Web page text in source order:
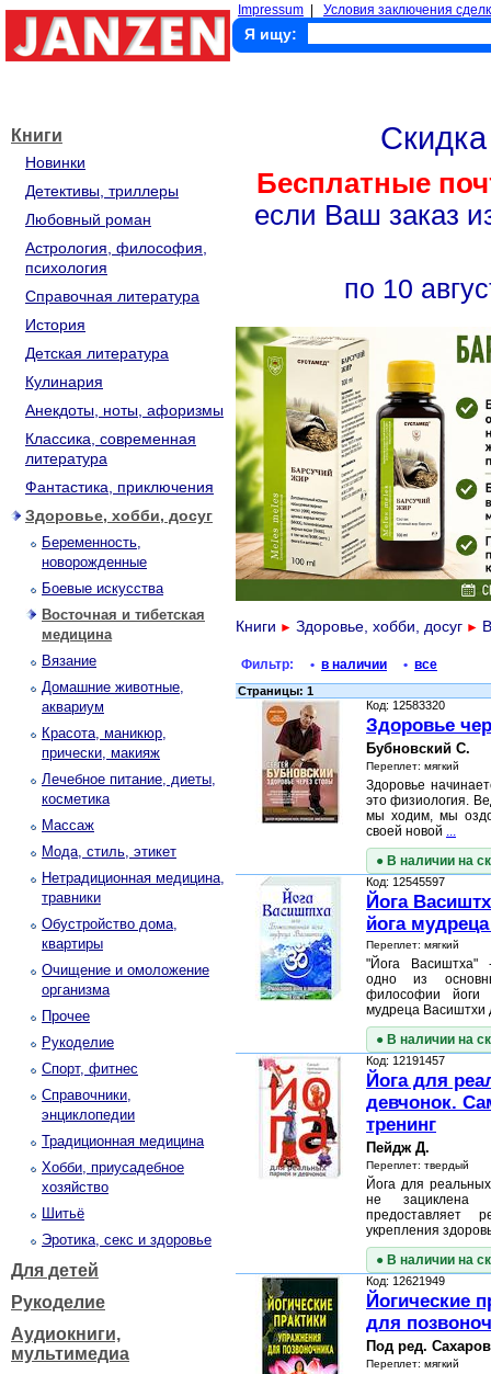
Impressum Условия заключения
Я ищу:
Книги
Новинки
Детективы, триллеры
Любовный роман
Астрология, философия,
психология
Справочная литература
История
Детская литература
Кулинария
Анекдоты, ноты, афоризмы
Классика, современная
литература
Фантастика, приключения
Здоровье, хобби, досуг
Беременность,
новорожденные
Боевые искусства
Восточная и тибетская
медицина
Вязание
Домашние животные,
аквариум
Красота, маникюр,
прически, макияж
Лечебное питание, диеты,
косметика
Массаж
Мода, стиль, этикет
Нетрадиционная медицина,
травники
Обустройство дома,
квартиры
Очищение и омоложение
организма
Прочее
Рукоделие
Спорт, фитнес
Справочники,
энциклопедии
Традиционная медицина
Хобби, приусадебное
хозяйство
Шитьё
Эротика, секс и здоровье
Для детей
Рукоделие
Аудиокниги,
мультимедиа
Бесплатные
если Ваш заказ
по 10
Книги ► Здоровье, хобби, досуг ►
Фильтр: • в наличии • все
Страницы: 1
Код: 12583320
Здоровье
Бубновский С.
Переплет: мягкий
Здоровье
это физиология.
мы ходим, мы
своей новой ...
● В наличии на
Код: 12545597
Йога
йога
Переплет: мягкий
"Йога Васиштха"
одно из
философии йоги
мудреца Васиштхи
● В наличии на
Код: 12191457
Йога для
девчонок.
тренинг
Пейдж Д.
Переплет: твердый
Йога для
не
предоставляет
укрепления
● В наличии на
Код: 12621949
Йогические
для
Под ред.
Переплет: мягкий